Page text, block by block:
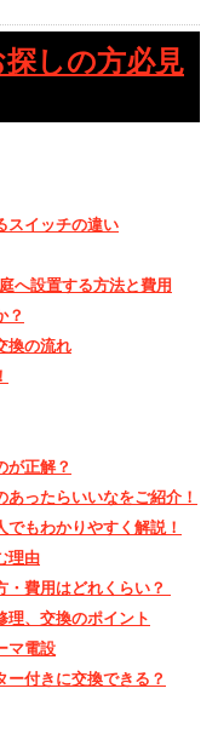
しの方必見
スイッチの違い
へ設置する方法と費用
？
換の流れ
が正解？
ったらいいなをご紹介！
もわかりやすく解説！
理由
・費用はどれくらい？
理、交換のポイント
マ電設
ー付きに交換できる？